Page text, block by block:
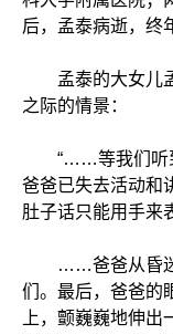
后，孟泰病逝，终
孟泰的大女儿孟
之际的情景：
“……等我们听到
爸爸已失去活动和
肚子话只能用手
……爸爸从昏迷
们。最后，爸爸的
上，颤巍巍地伸